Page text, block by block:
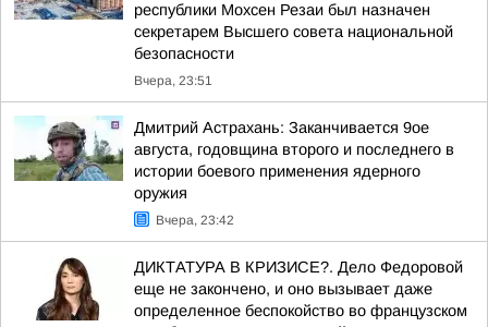
республики Мохсен Резаи был назначен
секретарем Высшего совета национальной
безопасности
Вчера, 23:51
Дмитрий Астрахань: Заканчивается 9ое
августа, годовщина второго и последнего в
истории боевого применения ядерного
оружия
Вчера, 23:42
ДИКТАТУРА В КРИЗИСЕ?. Дело Федоровой
еще не закончено, и оно вызывает даже
определенное беспокойство во французском